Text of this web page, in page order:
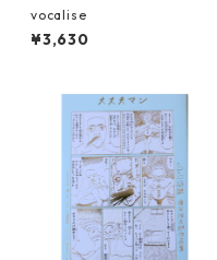
vocalise
¥3,630